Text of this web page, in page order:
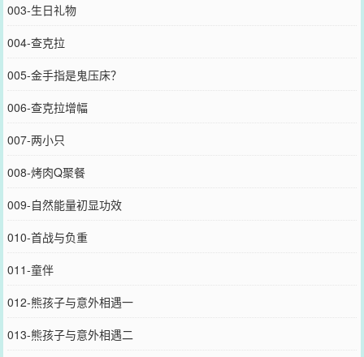
003-生日礼物
004-查克拉
005-金手指是鬼压床？
006-查克拉增幅
007-两小只
008-烤肉Q聚餐
009-自然能量初显功效
010-首战与负重
011-童伴
012-熊孩子与意外相遇一
013-熊孩子与意外相遇二